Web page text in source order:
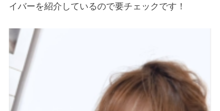
イバーを紹介しているので要チェックです！